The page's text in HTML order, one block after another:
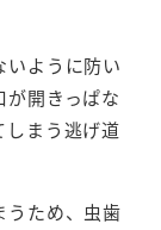
いように防い
開きっぱな
しまう逃げ道
うため、虫歯